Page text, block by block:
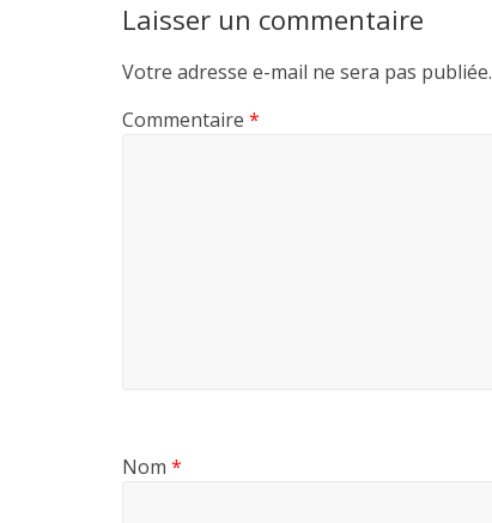
Laisser un commentaire
Votre adresse e-mail ne sera pas publiée.
Commentaire *
Nom *